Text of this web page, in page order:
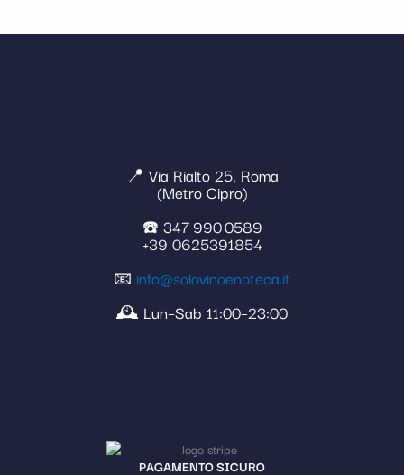
📍 Via Rialto 25, Roma
(Metro Cipro)
☎️ 347 990 0589
+39 0625391854
📧 info@solovinoenoteca.it
🕰️ Lun–Sab 11:00–23:00
PAGAMENTO SICURO